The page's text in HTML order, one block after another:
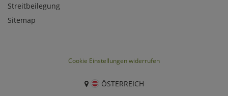
Streitbeilegung
Sitemap
Cookie Einstellungen widerrufen
ÖSTERREICH